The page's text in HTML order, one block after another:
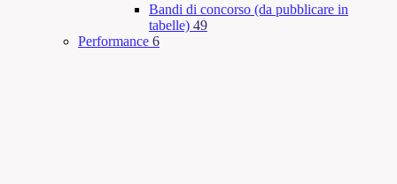
Bandi di concorso (da pubblicare in
tabelle) 49
Performance 6